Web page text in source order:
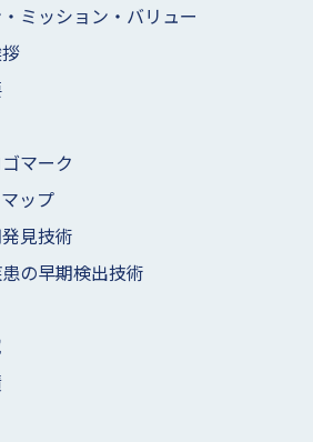
ミッション・バリュー
マーク
ップ
見技術
の早期検出技術